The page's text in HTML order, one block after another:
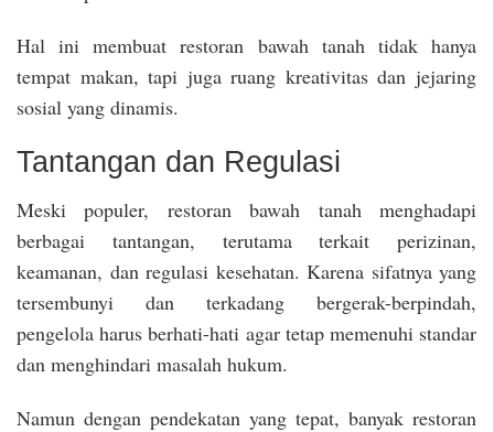
Hal ini membuat restoran bawah tanah tidak hanya
tempat makan, tapi juga ruang kreativitas dan jejaring
sosial yang dinamis.
Tantangan dan Regulasi
Meski populer, restoran bawah tanah menghadapi
berbagai tantangan, terutama terkait perizinan,
keamanan, dan regulasi kesehatan. Karena sifatnya yang
tersembunyi dan terkadang bergerak-berpindah,
pengelola harus berhati-hati agar tetap memenuhi standar
dan menghindari masalah hukum.
Namun dengan pendekatan yang tepat, banyak restoran